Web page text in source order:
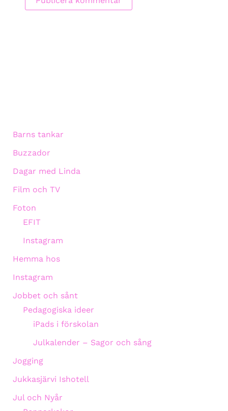
Barns tankar
Buzzador
Dagar med Linda
Film och TV
Foton
EFIT
Instagram
Hemma hos
Instagram
Jobbet och sånt
Pedagogiska ideer
iPads i förskolan
Julkalender – Sagor och sång
Jogging
Jukkasjärvi Ishotell
Jul och Nyår